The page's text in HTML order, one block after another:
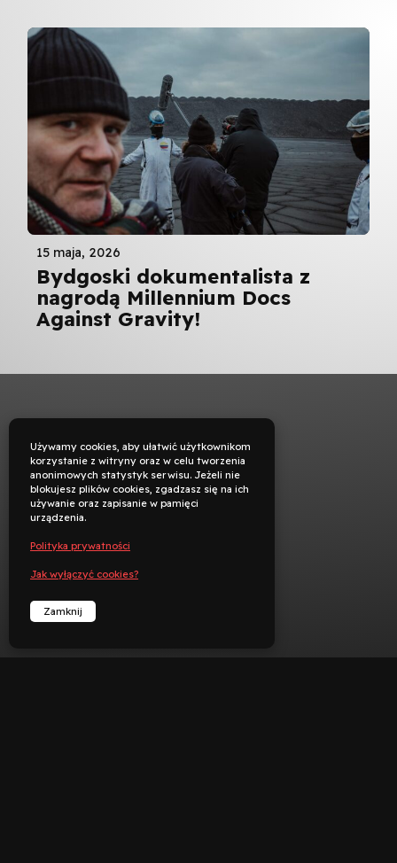
15 maja, 2026
Bydgoski dokumentalista z
nagrodą Millennium Docs
Against Gravity!
Używamy cookies, aby ułatwić użytkownikom
korzystanie z witryny oraz w celu tworzenia
anonimowych statystyk serwisu. Jeżeli nie
blokujesz plików cookies, zgadzasz się na ich
używanie oraz zapisanie w pamięci
urządzenia.
Polityka prywatności
Jak wyłączyć cookies?
Zamknij